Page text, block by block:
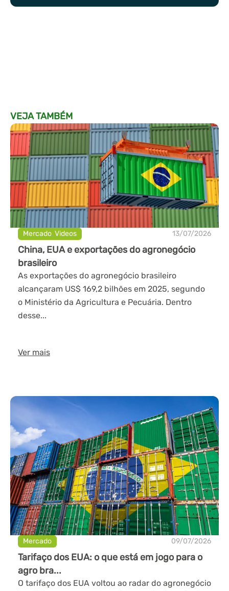
VEJA TAMBÉM
Mercado,Videos 13/07/2026
China, EUA e exportações do agronegócio
brasileiro
As exportações do agronegócio brasileiro
alcançaram US$ 169,2 bilhões em 2025, segundo
o Ministério da Agricultura e Pecuária. Dentro
desse...
Ver mais
Mercado 09/07/2026
Tarifaço dos EUA: o que está em jogo para o
agro bra...
O tarifaço dos EUA voltou ao radar do agronegócio